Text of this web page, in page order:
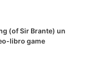
(of Sir Brante) un
libro game